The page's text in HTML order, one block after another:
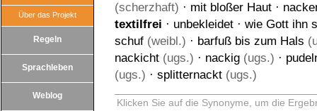
Über das Projekt
Regeln
Sprachleben
Weblog
(scherzhaft) · mit bloßer Haut ·
textilfrei · unbekleidet · wie Gott ihn
schuf (weibl.) · barfuß bis zum Hals
nackicht (ugs.) · nackig (ugs.) ·
(ugs.) · splitternackt (ugs.)
Klicken Sie auf die Synonyme, um die